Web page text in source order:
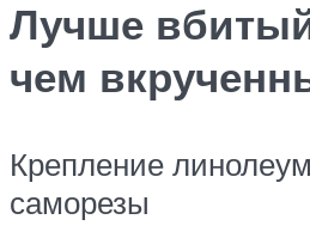
Лучше
чем
Крепление
саморезы